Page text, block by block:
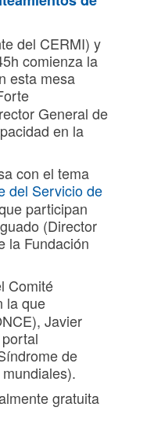
del CERMI) y
comienza la
esta mesa
General de
en la
con el tema
del Servicio de
participan
(Director
la Fundación
Comité
la que
Javier
de
gratuita